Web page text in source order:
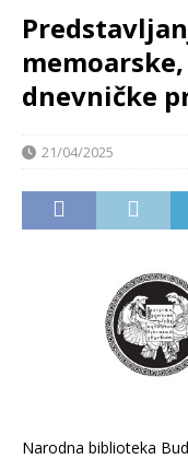
dnevničke
21/04/2025
Narodna biblioteka